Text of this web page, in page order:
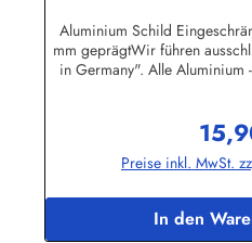
Aluminium Schild
mm geprägtWir führen
in Germany". Alle
weisse waagerechte Linien
dabei nur um ein technisches
Auf den Schildern selbst
und Etikettenfabrik GmbH
1642111
Preise inkl. MwSt.
In den